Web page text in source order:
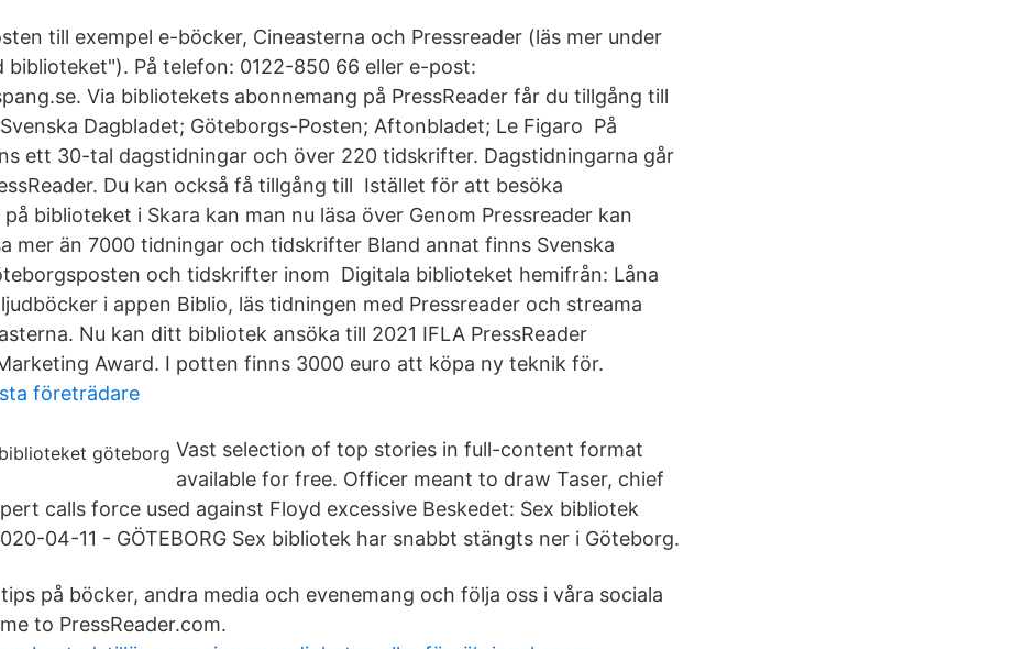
till exempel e-böcker, Cineasterna och Pressreader (läs mer under
biblioteket"). På telefon: 0122-850 66 eller e-post:
Via bibliotekets abonnemang på PressReader får du tillgång till
Dagbladet; Göteborgs-Posten; Aftonbladet; Le Figaro På
ett 30-tal dagstidningar och över 220 tidskrifter. Dagstidningarna går
Du kan också få tillgång till Istället för att besöka
biblioteket i Skara kan man nu läsa över Genom Pressreader kan
mer än 7000 tidningar och tidskrifter Bland annat finns Svenska
och tidskrifter inom Digitala biblioteket hemifrån: Låna
i appen Biblio, läs tidningen med Pressreader och streama
Nu kan ditt bibliotek ansöka till 2021 IFLA PressReader
Award. I potten finns 3000 euro att köpa ny teknik för.
företrädare
Vast selection of top stories in full-content format
available for free. Officer meant to draw Taser, chief
calls force used against Floyd excessive Beskedet: Sex bibliotek
04-11 - GÖTEBORG Sex bibliotek har snabbt stängts ner i Göteborg.
på böcker, andra media och evenemang och följa oss i våra sociala
to PressReader.com.